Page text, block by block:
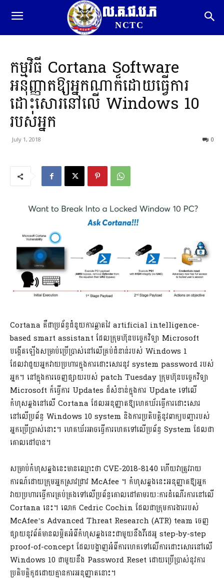
ល.គ.ជ.ប.ភ
NCTC
កម្មវិធី Cortana Software
អនុញ្ញាតឱ្យអ្នកណាក៏ដោយធ្វើការ
ដោះសោរនៅលើ Windows 10
របស់អ្នក
July 1, 2018 0
Cortana គឺជាប្រព័ន្ធជំនួយការឆ្លាតវៃ artificial intelligence-
based smart assistant ដែលក្រុមហ៊ុនបច្ចេកវិទ្យា Microsoft
បង្កើតឡើងសម្រាប់ប្រើប្រាស់នៅលើគ្រប់ជំនាន់របស់ Windows 1
ដែលវាជួយអ្នកវាយប្រហារក្នុងការដោះសោរនូវ system password របស់
អ្នក។ នៅក្នុងការចេញផ្សាយរបស់ patch Tuesday ក្រុមហ៊ុនបច្ចេកវិទ្យា
Microsoft ក៏ធ្វើការ Updates ដ៏សំខាន់ក្នុងការ Update ទៅលើ
កំហុសឆ្គងនៅលើ Cortana ដែលអនុញ្ញាតឱ្យហេគឃ័រធ្វើការដោះសោរ
នៅលើប្រព័ន្ធ Windows 10 system និងការប្រតិបត្តិនូវពាក្យបញ្ជារបស់
អ្នកប្រើប្រាស់នោះ។ ហេគឃ័រអាចធ្វើការហេគទៅលើប្រព័ន្ធ System ដែលជា
គោលដៅបាន។
សម្រាប់កំហុសឆ្គងនេះមានឈ្មោះថា CVE-2018-8140 ហើយវាត្រូវរាយ
ការណ៍ដោយក្រុមអ្នកស្រាវជ្រាវ McAfee ។ កំហុសឆ្គងនេះអនុញ្ញាតឱ្យអ្នក
វាយប្រហារធ្វើការគ្រប់គ្រងទៅលើប្រព័ន្ធគោលដៅតាមរយៈការដំណើរការនៅលើ
Cortana នេះ។ លោក Cedric Cochin ដែលជាក្រុមការងាររបស់
McAfee’s Advanced Threat Research (ATR) team ចេញ
ផ្សាយនូវព័ត៌មានលម្អិតអំពីកំហុសឆ្គងនេះជាមួយនឹងវីដេអូ step-by-step
proof-of-concept ដែលបង្ហាញអំពីការហេគទៅលើការដោះសោរនៅលើ
Windows 10 ជាមួយនឹង Password Reset ដោយប្រើប្រាស់នូវការ
ប្រតិបត្តិកូដដោយគ្មានការអនុញ្ញាតនោះ។